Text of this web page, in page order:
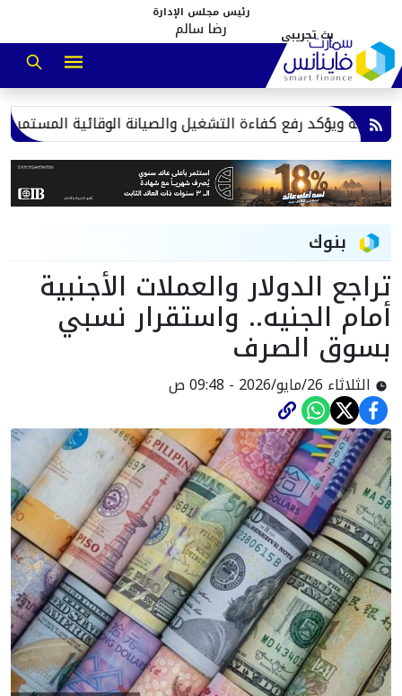
رئيس مجلس الإدارة
رضا سالم
ويؤكد رفع كفاءة التشغيل والصيانة الوقائية المستمرة
بنوك
تراجع الدولار والعملات الأجنبية
أمام الجنيه.. واستقرار نسبي
بسوق الصرف
الثلاثاء 26/مايو/2026 - 09:48 ص